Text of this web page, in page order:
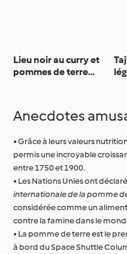
Lieu noir au curry et
pommes de terre
Anecdotes
• Grâce à leurs valeurs
permis une incroyable
entre 1750 et 1900.
• Les Nations Unies ont
internationale de la pomme
considérée comme un
contre la famine dans le
• La pomme de terre est le
à bord du Space Shuttle